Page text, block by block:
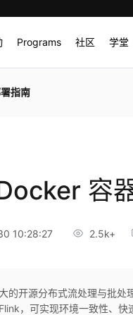
Programs 社区 学堂
指南
容
10:28:27 2.5k+
的开源分布式流处理与批
，可实现环境一致性、快